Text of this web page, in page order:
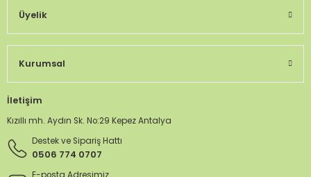
Üyelik
Kurumsal
İletişim
Kızıllı mh. Aydın Sk. No:29 Kepez Antalya
Destek ve Sipariş Hattı
0506 774 0707